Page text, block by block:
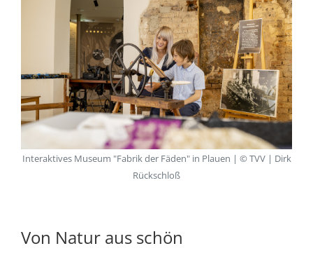
Interaktives Museum "Fabrik der Fäden" in Plauen | © TVV | Dirk
Rückschloß
Von Natur aus schön